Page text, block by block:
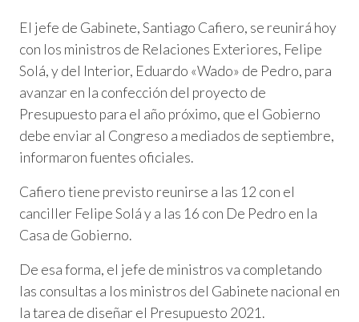
El jefe de Gabinete, Santiago Cafiero, se reunirá hoy
con los ministros de Relaciones Exteriores, Felipe
Solá, y del Interior, Eduardo «Wado» de Pedro, para
avanzar en la confección del proyecto de
Presupuesto para el año próximo, que el Gobierno
debe enviar al Congreso a mediados de septiembre,
informaron fuentes oficiales.
Cafiero tiene previsto reunirse a las 12 con el
canciller Felipe Solá y a las 16 con De Pedro en la
Casa de Gobierno.
De esa forma, el jefe de ministros va completando
las consultas a los ministros del Gabinete nacional en
la tarea de diseñar el Presupuesto 2021.